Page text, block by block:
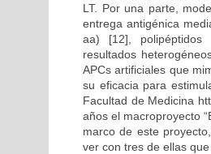
LT. Por una parte,
entrega antigénica
aa) [12], polipéptidos
resultados
APCs artificiales que
su eficacia para
Facultad de Medicina
años el macroproyecto
marco de este
ver con tres de ellas